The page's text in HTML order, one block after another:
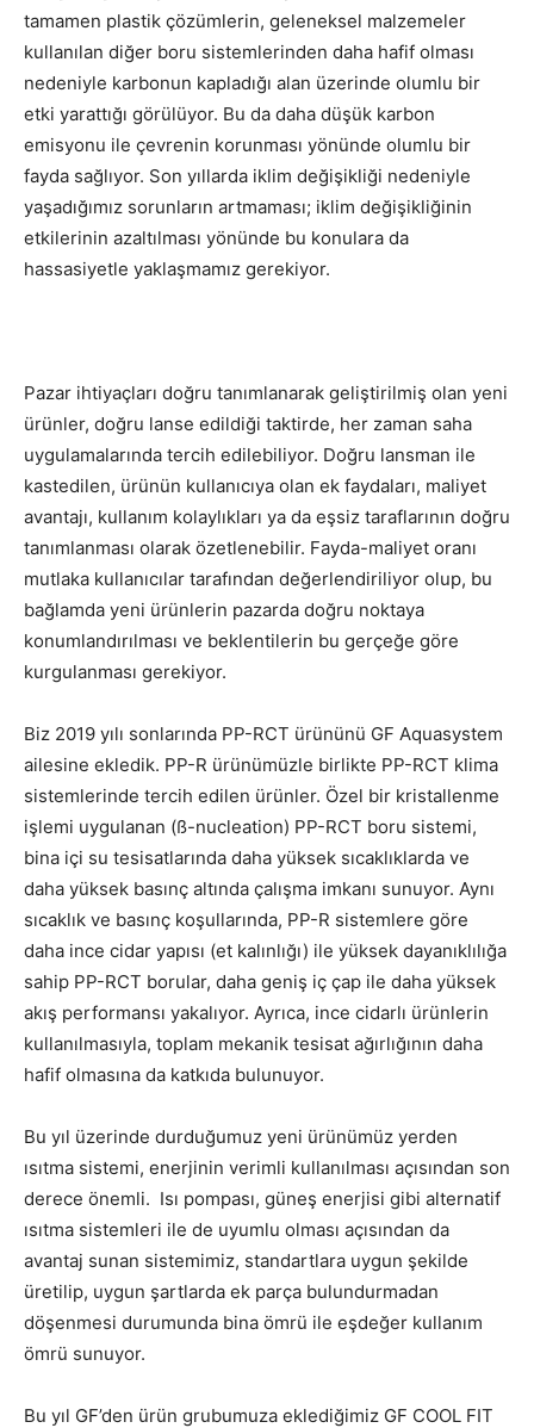
tamamen plastik çözümlerin, geleneksel malzemeler
kullanılan diğer boru sistemlerinden daha hafif olması
nedeniyle karbonun kapladığı alan üzerinde olumlu bir
etki yarattığı görülüyor. Bu da daha düşük karbon
emisyonu ile çevrenin korunması yönünde olumlu bir
fayda sağlıyor. Son yıllarda iklim değişikliği nedeniyle
yaşadığımız sorunların artmaması; iklim değişikliğinin
etkilerinin azaltılması yönünde bu konulara da
hassasiyetle yaklaşmamız gerekiyor.
Pazar ihtiyaçları doğru tanımlanarak geliştirilmiş olan yeni
ürünler, doğru lanse edildiği taktirde, her zaman saha
uygulamalarında tercih edilebiliyor. Doğru lansman ile
kastedilen, ürünün kullanıcıya olan ek faydaları, maliyet
avantajı, kullanım kolaylıkları ya da eşsiz taraflarının doğru
tanımlanması olarak özetlenebilir. Fayda-maliyet oranı
mutlaka kullanıcılar tarafından değerlendiriliyor olup, bu
bağlamda yeni ürünlerin pazarda doğru noktaya
konumlandırılması ve beklentilerin bu gerçeğe göre
kurgulanması gerekiyor.
Biz 2019 yılı sonlarında PP-RCT ürününü GF Aquasystem
ailesine ekledik. PP-R ürünümüzle birlikte PP-RCT klima
sistemlerinde tercih edilen ürünler. Özel bir kristallenme
işlemi uygulanan (ß-nucleation) PP-RCT boru sistemi,
bina içi su tesisatlarında daha yüksek sıcaklıklarda ve
daha yüksek basınç altında çalışma imkanı sunuyor. Aynı
sıcaklık ve basınç koşullarında, PP-R sistemlere göre
daha ince cidar yapısı (et kalınlığı) ile yüksek dayanıklılığa
sahip PP-RCT borular, daha geniş iç çap ile daha yüksek
akış performansı yakalıyor. Ayrıca, ince cidarlı ürünlerin
kullanılmasıyla, toplam mekanik tesisat ağırlığının daha
hafif olmasına da katkıda bulunuyor.
Bu yıl üzerinde durduğumuz yeni ürünümüz yerden
ısıtma sistemi, enerjinin verimli kullanılması açısından son
derece önemli. Isı pompası, güneş enerjisi gibi alternatif
ısıtma sistemleri ile de uyumlu olması açısından da
avantaj sunan sistemimiz, standartlara uygun şekilde
üretilip, uygun şartlarda ek parça bulundurmadan
döşenmesi durumunda bina ömrü ile eşdeğer kullanım
ömrü sunuyor.
Bu yıl GF’den ürün grubumuza eklediğimiz GF COOL FIT